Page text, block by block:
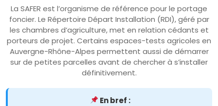
La SAFER est l’organisme de référence pour le portage
foncier. Le Répertoire Départ Installation (RDI), géré par
les chambres d’agriculture, met en relation cédants et
porteurs de projet. Certains espaces-tests agricoles en
Auvergne-Rhône-Alpes permettent aussi de démarrer
sur de petites parcelles avant de chercher à s’installer
définitivement.
En bref :